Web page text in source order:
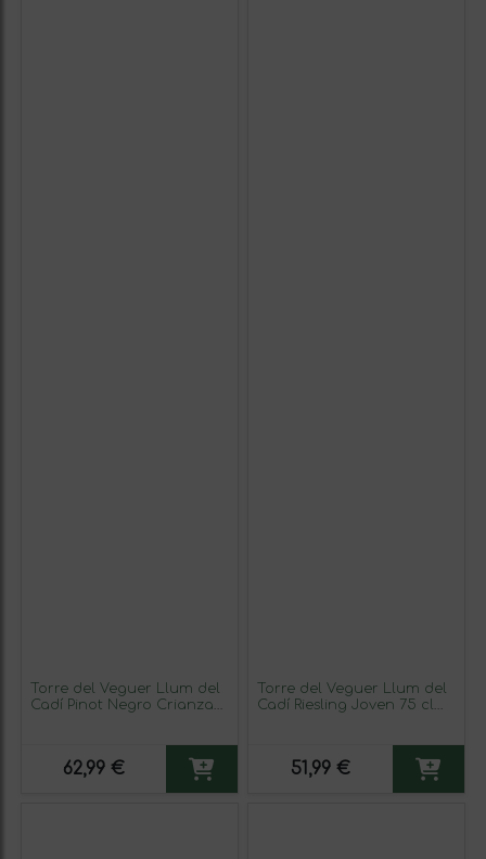
Torre del Veguer Llum del
Cadí Pinot Negro Crianza
62,99 €
Torre del Veguer Llum del
Cadí Riesling Joven 75 cl
51,99 €